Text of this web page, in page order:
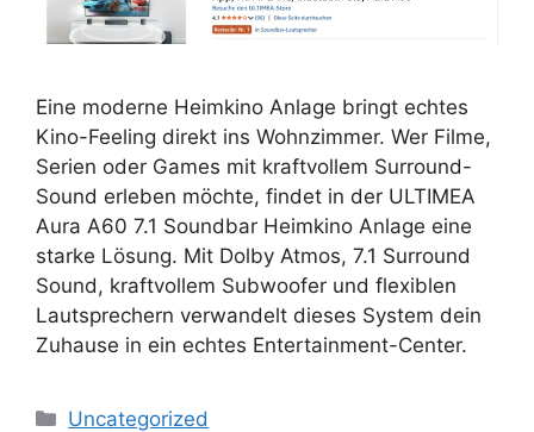
Eine moderne Heimkino Anlage bringt echtes
Kino-Feeling direkt ins Wohnzimmer. Wer Filme,
Serien oder Games mit kraftvollem Surround-
Sound erleben möchte, findet in der ULTIMEA
Aura A60 7.1 Soundbar Heimkino Anlage eine
starke Lösung. Mit Dolby Atmos, 7.1 Surround
Sound, kraftvollem Subwoofer und flexiblen
Lautsprechern verwandelt dieses System dein
Zuhause in ein echtes Entertainment-Center.
Kategorien
Uncategorized